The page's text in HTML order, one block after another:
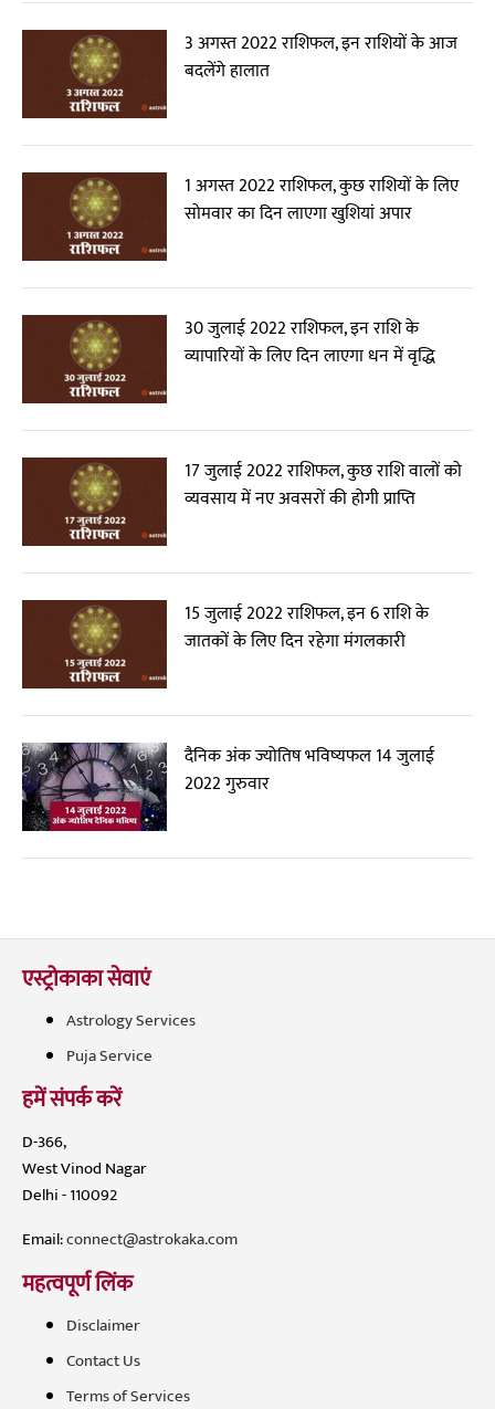
3 अगस्त 2022 राशिफल, इन राशियों के आज
बदलेंगे हालात
1 अगस्त 2022 राशिफल, कुछ राशियों के लिए
सोमवार का दिन लाएगा खुशियां अपार
30 जुलाई 2022 राशिफल, इन राशि के
व्यापारियों के लिए दिन लाएगा धन में वृद्धि
17 जुलाई 2022 राशिफल, कुछ राशि वालों को
व्यवसाय में नए अवसरों की होगी प्राप्ति
15 जुलाई 2022 राशिफल, इन 6 राशि के
जातकों के लिए दिन रहेगा मंगलकारी
दैनिक अंक ज्योतिष भविष्यफल 14 जुलाई
2022 गुरुवार
एस्ट्रोकाका सेवाएं
Astrology Services
Puja Service
हमें संपर्क करें
D-366,
West Vinod Nagar
Delhi - 110092
Email:connect@astrokaka.com
महत्वपूर्ण लिंक
Disclaimer
Contact Us
Terms of Services